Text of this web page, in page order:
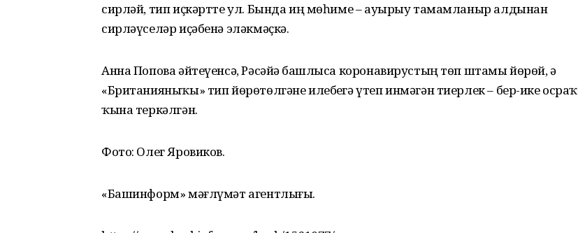
сирләй, тип иҫкәртте ул. Бында иң мөһиме – ауырыу тамамланыр алдынан
сирләүселәр иҫәбенә эләкмәҫкә.
Анна Попова әйтеүенсә, Рәсәйҙә башлыса коронавирустың төп штамы йөрөй, ә
«Британияныҡы» тип йөрөтөлгәне илебеҙгә үтеп инмәгән тиерлек – бер-ике осраҡ
ҡына теркәлгән.
Фото: Олег Яровиков.
«Башинформ» мәғлүмәт агентлығы.